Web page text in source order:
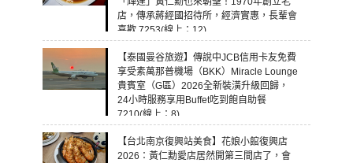
店，傳承蔣經國招待所，經濟實惠，長輩會
喜歡 7253(線上：12)
【泰國曼谷旅遊】傳說中JCB信用卡友免費
享受素萬那普機場（BKK）Miracle Lounge
貴賓室（G區）2026全新裝潢升級回歸，
24小時服務享用Buffet吃到飽自助餐
7210(線上：8)
【台北南京復興站美食】花娘小館復興店
2026：黃仁勳愛店居然開第三間店了，會